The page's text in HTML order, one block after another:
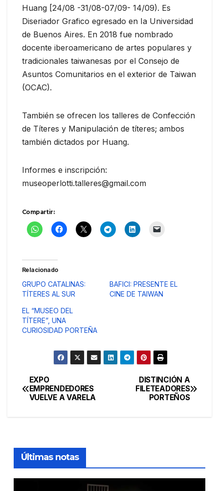
Huang [24/08 -31/08-07/09- 14/09). Es
Diseriador Grafico egresado en Ia Universidad
de Buenos Aires. En 2018 fue nombrado
docente iberoamericano de artes populares y
tradicionales taiwanesas por el Consejo de
Asuntos Comunitarios en el exterior de Taiwan
(OCAC).
También se ofrecen los talleres de Confección
de Títeres y Manipulación de títeres; ambos
también dictados por Huang.
Informes e inscripción:
museoperlotti.talleres@gmail.com
Compartir:
Relacionado
GRUPO CATALINAS:
TÍTERES AL SUR
BAFICI: PRESENTE EL
CINE DE TAIWAN
EL “MUSEO DEL
TÍTERE”, UNA
CURIOSIDAD PORTEÑA
Navegación
de
DISTINCIÓN A
FILETEADORES
PORTEÑOS
EXPO
EMPRENDEDORES
VUELVE A VARELA
Últimas notas